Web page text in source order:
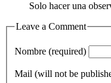
Solo hacer una
Leave a Comment
Nombre (required)
Mail (will not be